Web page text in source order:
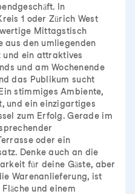
In
1 oder Zürich West
Mittagstisch
aus den umliegenden
und ein attraktives
und am Wochenende
das Publikum sucht
stimmiges Ambiente,
und ein einzigartiges
zum Erfolg. Gerade im
oder ein
Denke auch an die
für deine Gäste, aber
Warenanlieferung, ist
und einem